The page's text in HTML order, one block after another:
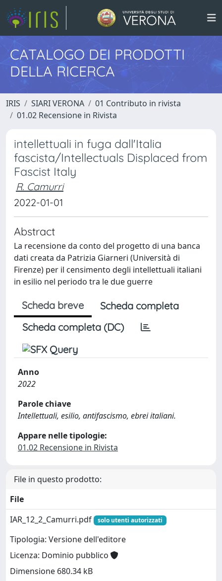
CATALOGO DEI PRODOTTI
DELLA RICERCA
IRIS SIARI VERONA
01 Contributo in rivista
01.02 Recensione in Rivista
intellettuali in fuga dall'Italia
fascista/Intellectuals Displaced from
Fascist Italy
R. Camurri
2022-01-01
Abstract
La recensione da conto del progetto di una banca
dati creata da Patrizia Giarneri (Università di
Firenze) per il censimento degli intellettuali italiani
in esilio nel periodo tra le due guerre
Scheda breve
Scheda completa
Scheda completa (DC)
Anno
2022
Parole chiave
Intellettuali, esilio, antifascismo, ebrei italiani.
Appare nelle tipologie:
01.02 Recensione in Rivista
File in questo prodotto:
File
IAR_12_2_Camurri.pdf
solo utenti autorizzati
Tipologia: Versione dell'editore
Licenza: Dominio pubblico
Dimensione 680.34 kB